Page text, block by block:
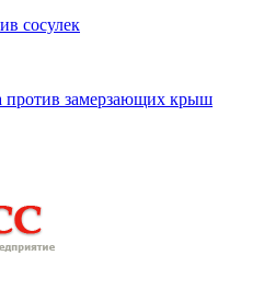
сосулек
против замерзающих крыш